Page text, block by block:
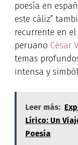
poesía en
este cáliz”
recurrente en el
peruano César
temas
intensa y
Leer más:
Lírico: Un
Poesía